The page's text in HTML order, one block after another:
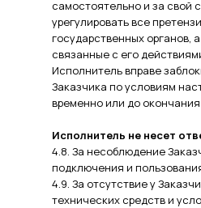
самостоятельно и за свой
урегулировать все
государственных органов,
связанные с его
Исполнитель вправе
Заказчика по условиям
временно или до окончания
Исполнитель не несет
4.8. За несоблюдение
подключения и
4.9. За отсутствие у
технических средств и